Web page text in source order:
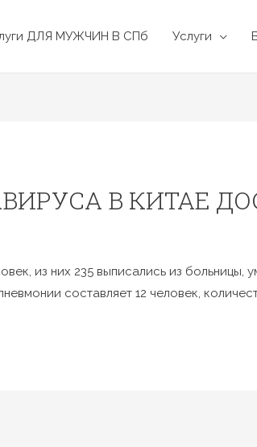
ДЛЯ МУЖЧИН В СПб Услуги
В КИТАЕ
из них 235 выписались из
составляет 12 человек,